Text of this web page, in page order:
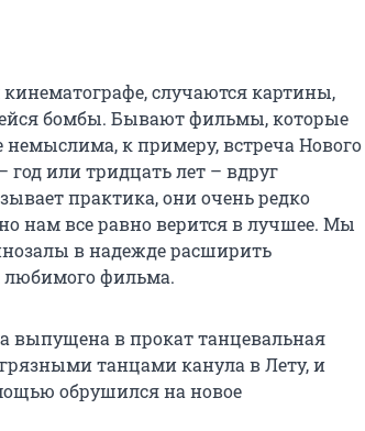
случаются картины,
бомбы. Бывают фильмы, которые
немыслима, к примеру, встреча Нового
год или тридцать лет – вдруг
практика, они очень редко
нам все равно верится в лучшее. Мы
в надежде расширить
любимого фильма.
выпущена в прокат танцевальная
танцами канула в Лету, и
обрушился на новое